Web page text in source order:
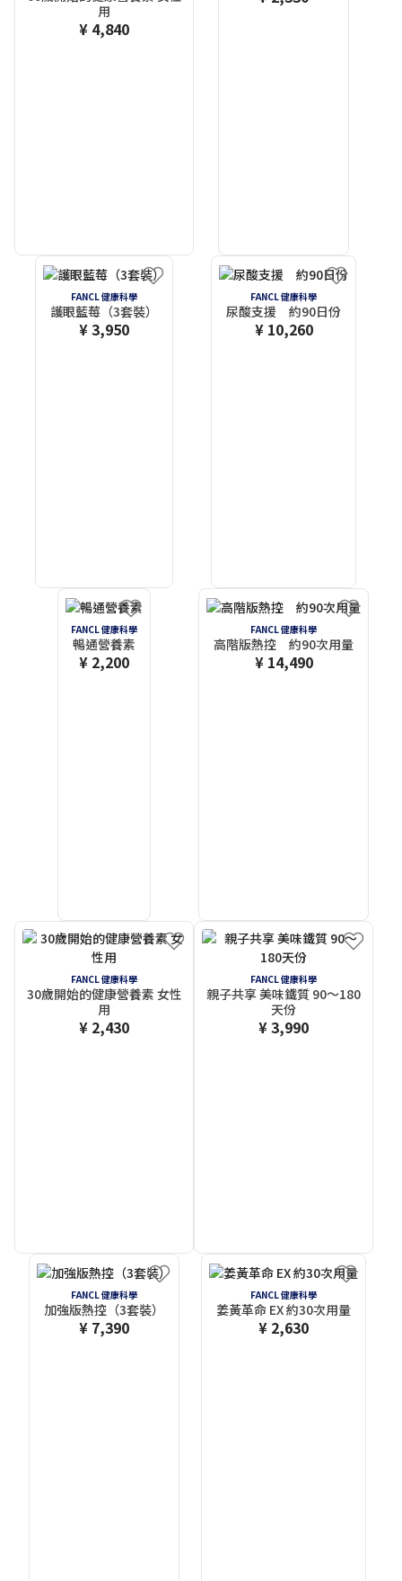
用
¥ 4,840
FANCL 健康科學
護眼藍莓（3套裝）
¥ 3,950
FANCL 健康科學
尿酸支援 約90日份
¥ 10,260
FANCL 健康科學
暢通營養素
¥ 2,200
FANCL 健康科學
高階版熱控 約90次用量
¥ 14,490
FANCL 健康科學
30歲開始的健康營養素 女性
用
¥ 2,430
FANCL 健康科學
親子共享 美味鐵質 90～180
天份
¥ 3,990
FANCL 健康科學
加強版熱控（3套裝）
¥ 7,390
FANCL 健康科學
姜黃革命 EX 約30次用量
¥ 2,630